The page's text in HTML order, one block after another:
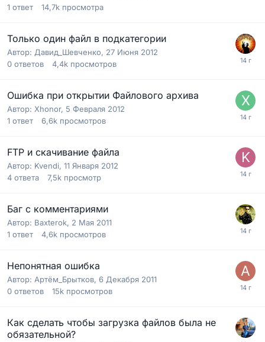
1 ответ 14,7k просмотра
Только один файл в подкатегории
Автор: Давид_Шевченко, 27 Июня 2012
0 ответов 4,4k просмотров
Ошибка при открытии Файлового архива
Автор: Xhonor, 5 Февраля 2012
1 ответ 6,6k просмотров
FTP и скачивание файла
Автор: Kvendi, 11 Января 2012
4 ответа 7,5k просмотр
Баг с комментариями
Автор: Baxterok, 2 Мая 2011
1 ответ 4,6k просмотров
Непонятная ошибка
Автор: Артём_Брытков, 6 Декабря 2011
0 ответов 15k просмотров
Как сделать чтобы загрузка файлов была не
обязательной?